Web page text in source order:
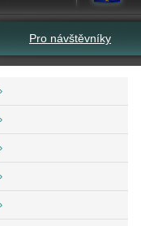
Pro návštěvníky